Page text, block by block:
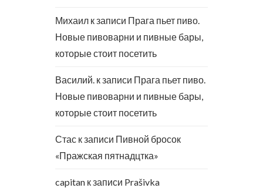
Михаил к записи Прага пьет пиво.
Новые пивоварни и пивные бары,
которые стоит посетить
Василий. к записи Прага пьет пиво.
Новые пивоварни и пивные бары,
которые стоит посетить
Стас к записи Пивной бросок
«Пражская пятнадцтка»
capitan к записи Prašivka